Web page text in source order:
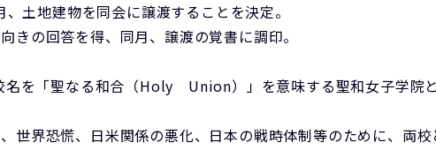
土地建物を同会に譲渡することを決定。
の回答を得、同月、譲渡の覚書に調印。
を「聖なる和合（Holy Union）」を意味する聖和女子学院
世界恐慌、日米関係の悪化、日本の戦時体制等のために、両